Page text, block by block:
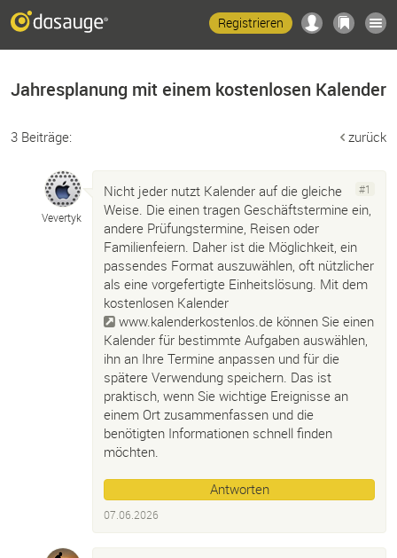
Registrieren
Jahresplanung mit einem kostenlosen Kalender
3 Beiträge: zurück
Vevertyk
#1
Nicht jeder nutzt Kalender auf die gleiche
Weise. Die einen tragen Geschäftstermine ein,
andere Prüfungstermine, Reisen oder
Familienfeiern. Daher ist die Möglichkeit, ein
passendes Format auszuwählen, oft nützlicher
als eine vorgefertigte Einheitslösung. Mit dem
kostenlosen Kalender
www.kalenderkostenlos.de können Sie einen
Kalender für bestimmte Aufgaben auswählen,
ihn an Ihre Termine anpassen und für die
spätere Verwendung speichern. Das ist
praktisch, wenn Sie wichtige Ereignisse an
einem Ort zusammenfassen und die
benötigten Informationen schnell finden
möchten.
Antworten
07.06.2026